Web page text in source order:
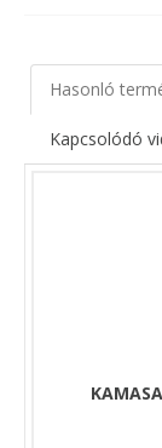
Hasonló
Kapcsolódó